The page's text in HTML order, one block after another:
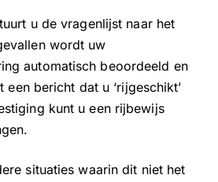
u de vragenlijst naar het
wordt uw
automatisch beoordeeld en
bericht dat u ‘rijgeschikt’
kunt u een rijbewijs
situaties waarin dit niet het